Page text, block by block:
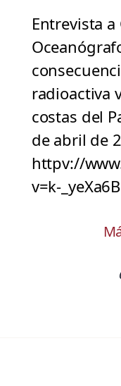
Entrevista a
radioactiva
costas del
de abril de
httpv://
v=k-